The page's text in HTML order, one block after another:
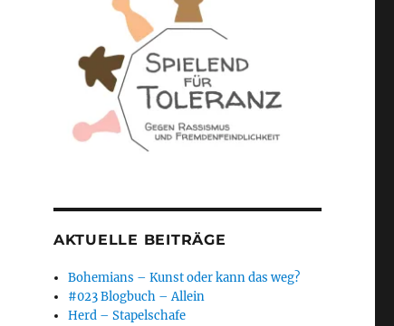
AKTUELLE BEITRÄGE
Bohemians – Kunst oder kann das weg?
#023 Blogbuch – Allein
Herd – Stapelschafe